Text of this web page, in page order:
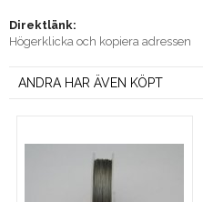
Direktlänk:
Högerklicka och kopiera adressen
ANDRA HAR ÄVEN KÖPT